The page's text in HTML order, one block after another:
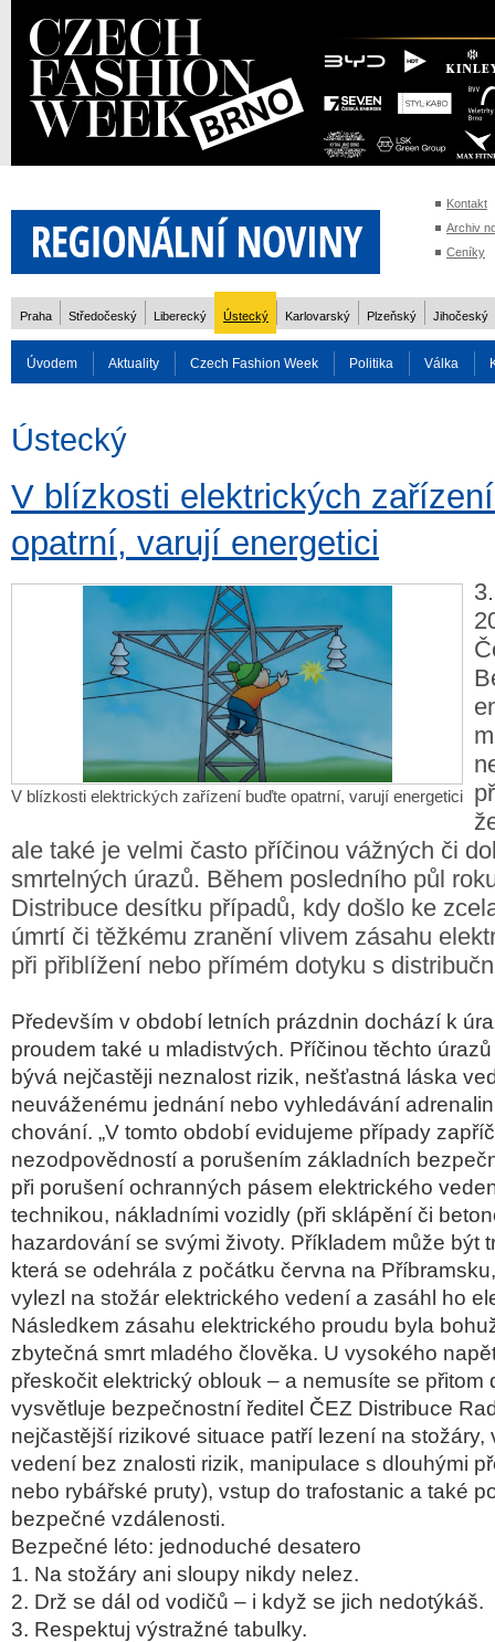
Kontakt
Archiv
Ceníky
Praha Středočeský Liberecký Ústecký Karlovarský Plzeňský Jihočeský
Úvodem Aktuality Czech Fashion Week Politika Válka
Rozhovory
Ústecký
V blízkosti elektrických
opatrní, varují energetici
V blízkosti elektrických zařízení buďte opatrní, varují energetici
ale také je velmi často příčinou vážných či
smrtelných úrazů. Během posledního půl
Distribuce desítku případů, kdy došlo ke
úmrtí či těžkému zranění vlivem zásahu
při přiblížení nebo přímém dotyku s
Především v období letních prázdnin dochází k
proudem také u mladistvých. Příčinou těchto
bývá nejčastěji neznalost rizik, nešťastná láska
neuváženému jednání nebo vyhledávání
chování. „V tomto období evidujeme případy
nezodpovědností a porušením základních
při porušení ochranných pásem elektrického
technikou, nákladními vozidly (při sklápění či
hazardování se svými životy. Příkladem může být
která se odehrála z počátku června na
vylezl na stožár elektrického vedení a zasáhl ho
Následkem zásahu elektrického proudu byla
zbytečná smrt mladého člověka. U vysokého
přeskočit elektrický oblouk – a nemusíte se přitom
vysvětluje bezpečnostní ředitel ČEZ Distribuce
nejčastější rizikové situace patří lezení na stožáry,
vedení bez znalosti rizik, manipulace s dlouhými
nebo rybářské pruty), vstup do trafostanic a také
bezpečné vzdálenosti.
Bezpečné léto: jednoduché desatero
1. Na stožáry ani sloupy nikdy nelez.
2. Drž se dál od vodičů – i když se jich nedotýkáš.
3. Respektuj výstražné tabulky.